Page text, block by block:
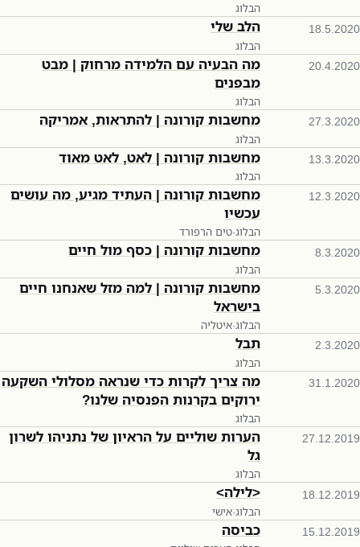
הבלוג
18.5.2020 הלב שלי
הבלוג
20.4.2020
מה הבעיה עם הלמידה מרחוק | מבט
מבפנים
הבלוג
27.3.2020 מחשבות קורונה | להתראות, אמריקה
הבלוג
13.3.2020 מחשבות קורונה | לאט, לאט מאוד
הבלוג
12.3.2020
מחשבות קורונה | העתיד מגיע, מה עושים
עכשיו
הבלוג·טים הרפורד
8.3.2020 מחשבות קורונה | כסף מול חיים
הבלוג
5.3.2020
מחשבות קורונה | למה מזל שאנחנו חיים
בישראל
הבלוג·איטליה
2.3.2020 תבל
הבלוג
31.1.2020
מה צריך לקרות כדי שנראה מסלולי השקעה
ירוקים בקרנות הפנסיה שלנו?
הבלוג
27.12.2019
הערות שוליים על הראיון של נתניהו לשרון
גל
הבלוג
18.12.2019 <לילה>
הבלוג·אישי
15.12.2019 כביסה